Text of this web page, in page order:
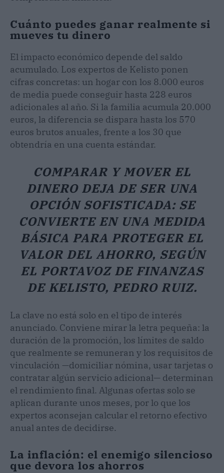
Cuánto puedes ganar realmente si
mueves tu dinero
El impacto económico depende del saldo
acumulado. Los expertos de Kelisto ponen
cifras concretas: un hogar con los 8.000 euros
de media puede conseguir hasta 228 euros
adicionales al año. Si la familia acumula 20.000
euros, la diferencia se dispara hasta los 570
euros brutos anuales, frente a los 30 que
obtendría en una cuenta estándar.
COMPARAR Y MOVER EL
DINERO DEJA DE SER UNA
OPCIÓN SOFISTICADA: SE
CONVIERTE EN UNA MEDIDA
BÁSICA PARA PROTEGER EL
VALOR DEL AHORRO, SEGÚN
EL PORTAVOZ DE FINANZAS
DE KELISTO, PEDRO RUIZ.
La clave no está solo en el tipo de interés
anunciado. Conviene mirar la letra pequeña: la
duración de la promoción, los límites de saldo
que realmente se remuneran y los requisitos de
vinculación —domiciliar nómina, usar tarjetas o
contratar algún servicio adicional— determinan
el rendimiento final. Algunas ofertas solo se
aplican durante unos meses, por lo que los
expertos aconsejan calcular el retorno efectivo
anual antes de decidirse.
La inflación: el enemigo silencioso
que devora los ahorros